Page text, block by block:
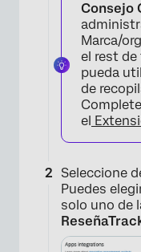
Consejo
Marca/
el rest
pueda
de
el
Seleccione
Puedes
solo uno de